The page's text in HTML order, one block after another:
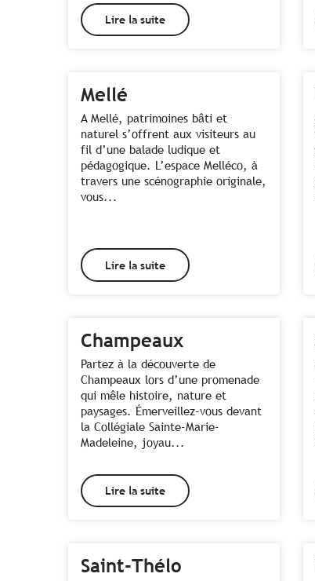
Lire la suite
Mellé
A Mellé, patrimoines bâti et
naturel s’offrent aux visiteurs au
fil d’une balade ludique et
pédagogique. L’espace Melléco, à
travers une scénographie originale,
vous...
Lire la suite
Champeaux
Partez à la découverte de
Champeaux lors d’une promenade
qui mêle histoire, nature et
paysages. Émerveillez-vous devant
la Collégiale Sainte-Marie-
Madeleine, joyau...
Lire la suite
Saint-Thélo